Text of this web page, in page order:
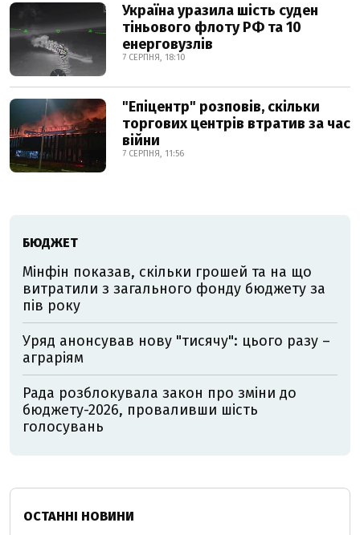
Україна уразила шість суден
тіньового флоту РФ та 10
енерговузлів
7 СЕРПНЯ, 18:10
"Епіцентр" розповів, скільки
торгових центрів втратив за час
війни
7 СЕРПНЯ, 11:56
БЮДЖЕТ
Мінфін показав, скільки грошей та на що
витратили з загального фонду бюджету за
пів року
Уряд анонсував нову "тисячу": цього разу –
аграріям
Рада розблокувала закон про зміни до
бюджету-2026, проваливши шість
голосувань
ОСТАННІ НОВИНИ